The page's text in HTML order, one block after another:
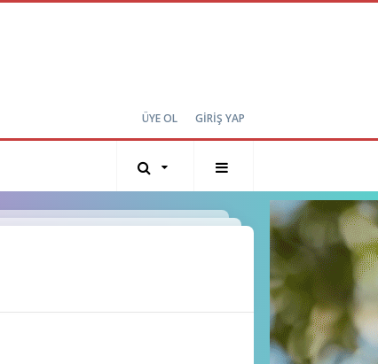
ÜYE OL GİRİŞ YAP